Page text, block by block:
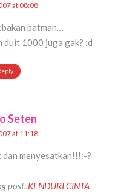
at 08:08
batman…
duit 1000 juga gak? :d
Seten
at 11:18
menyesatkan!!!:-?
post..KENDURI CINTA